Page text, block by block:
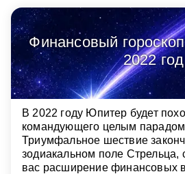
Финансовый
2022 год
В 2022 году Юпитер будет
командующего целым парадом
Триумфальное шествие
зодиакальном поле Стрельца,
вас расширение финансовых